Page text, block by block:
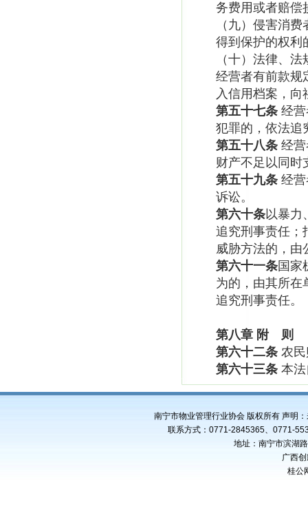
务费用或者赔偿
（九）侵害消
得到保护的权利
（十）法律、
经营者有前款规
入信用档案，向
第五十七条经营
犯罪的，依法追
第五十八条经营
财产不足以同时
第五十九条经营
诉讼。
第六十条以暴力
追究刑事责任；
威胁方法的，由
第六十一条国家
为的，由其所在
追究刑事责任。
第八章 附 则
第六十二条农民
第六十三条本法
南宁市物业管理行业协会 版权所有 声明
联系方式：0771-2845365、0771-
地址：南宁市滨湖
广西
桂公